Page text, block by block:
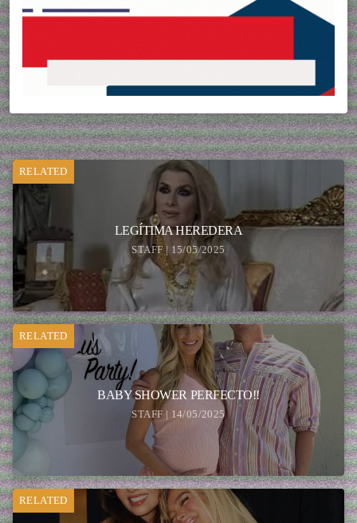
RELATED
LEGÍTIMA HEREDERA
STAFF | 15/05/2025
RELATED
BABY SHOWER PERFECTO!!
STAFF | 14/05/2025
RELATED